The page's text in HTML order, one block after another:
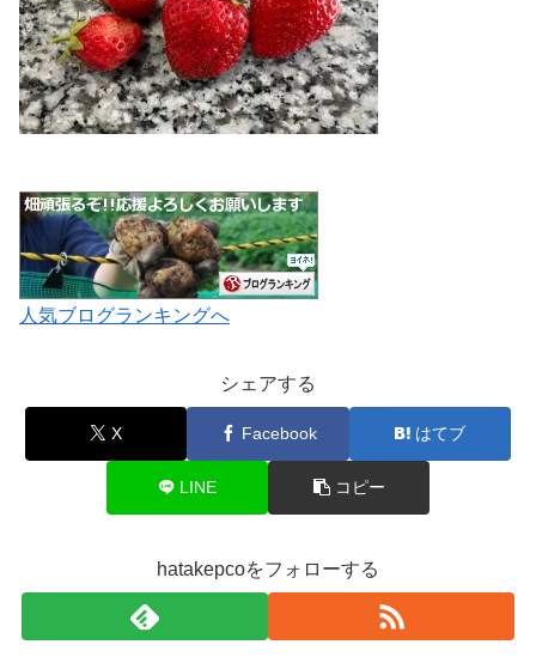
人気ブログランキングへ
シェアする
X Facebook はてブ
LINE コピー
hatakepcoをフォローする